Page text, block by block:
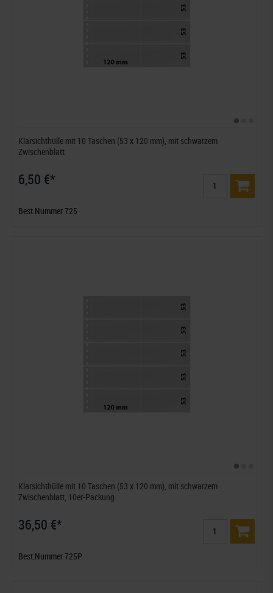
Klarsichthülle mit 10 Taschen (53 x 120 mm), mit schwarzem
Zwischenblatt
6,50 €*
Best.Nummer 725
Klarsichthülle mit 10 Taschen (53 x 120 mm), mit schwarzem
Zwischenblatt, 10er-Packung
36,50 €*
Best.Nummer 725P